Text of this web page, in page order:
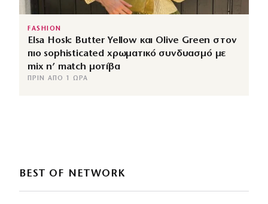
FASHION
Elsa Hosk: Butter Yellow και Olive Green στον
πιο sophisticated χρωματικό συνδυασμό με
mix n’ match μοτίβα
ΠΡΙΝ ΑΠΌ 1 ΏΡΑ
BEST OF NETWORK